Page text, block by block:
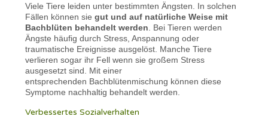
Viele Tiere leiden unter bestimmten Ängsten. In solchen
Fällen können siegut und auf natürliche Weise mit
Bachblüten behandelt werden. Bei Tieren werden
Ängste häufig durch Stress, Anspannung oder
traumatische Ereignisse ausgelöst. Manche Tiere
verlieren sogar ihr Fell wenn sie großem Stress
ausgesetzt sind. Mit einer
entsprechenden Bachblütenmischung können diese
Symptome nachhaltig behandelt werden.
Verbessertes Sozialverhalten